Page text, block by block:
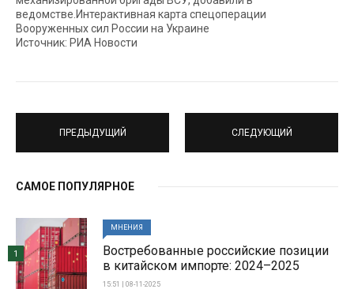
ведомстве.Интерактивная карта спецоперации
Вооруженных сил России на Украине
Источник: РИА Новости
ПРЕДЫДУЩИЙ СЛЕДУЮЩИЙ
САМОЕ ПОПУЛЯРНОЕ
МНЕНИЯ
Востребованные российские позиции
в китайском импорте: 2024–2025
15:51 | 08-11-2025
1